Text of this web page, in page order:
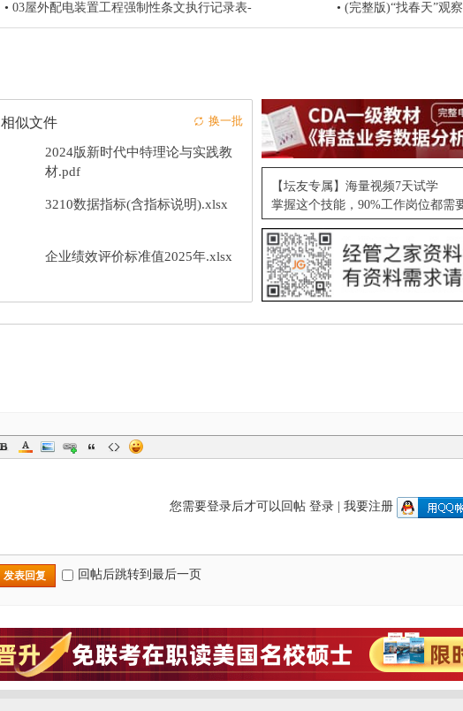
• 03屋外配电装置工程强制性条文执行记录表- • (完整版)“找春天”观
相似文件 换一批
2024版新时代中特理论与实践教
材.pdf
3210数据指标(含指标说明).xlsx
企业绩效评价标准值2025年.xlsx
【坛友专属】海量视频7天试学
掌握这个技能，90%工作岗位都需
您需要登录后才可以回帖 登录| 我要注册
发表回复 回帖后跳转到最后一页